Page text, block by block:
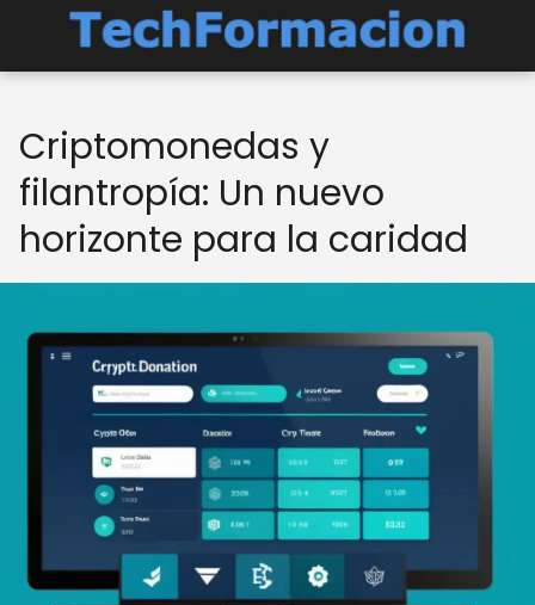
Criptomonedas y
filantropía: Un nuevo
horizonte para la caridad